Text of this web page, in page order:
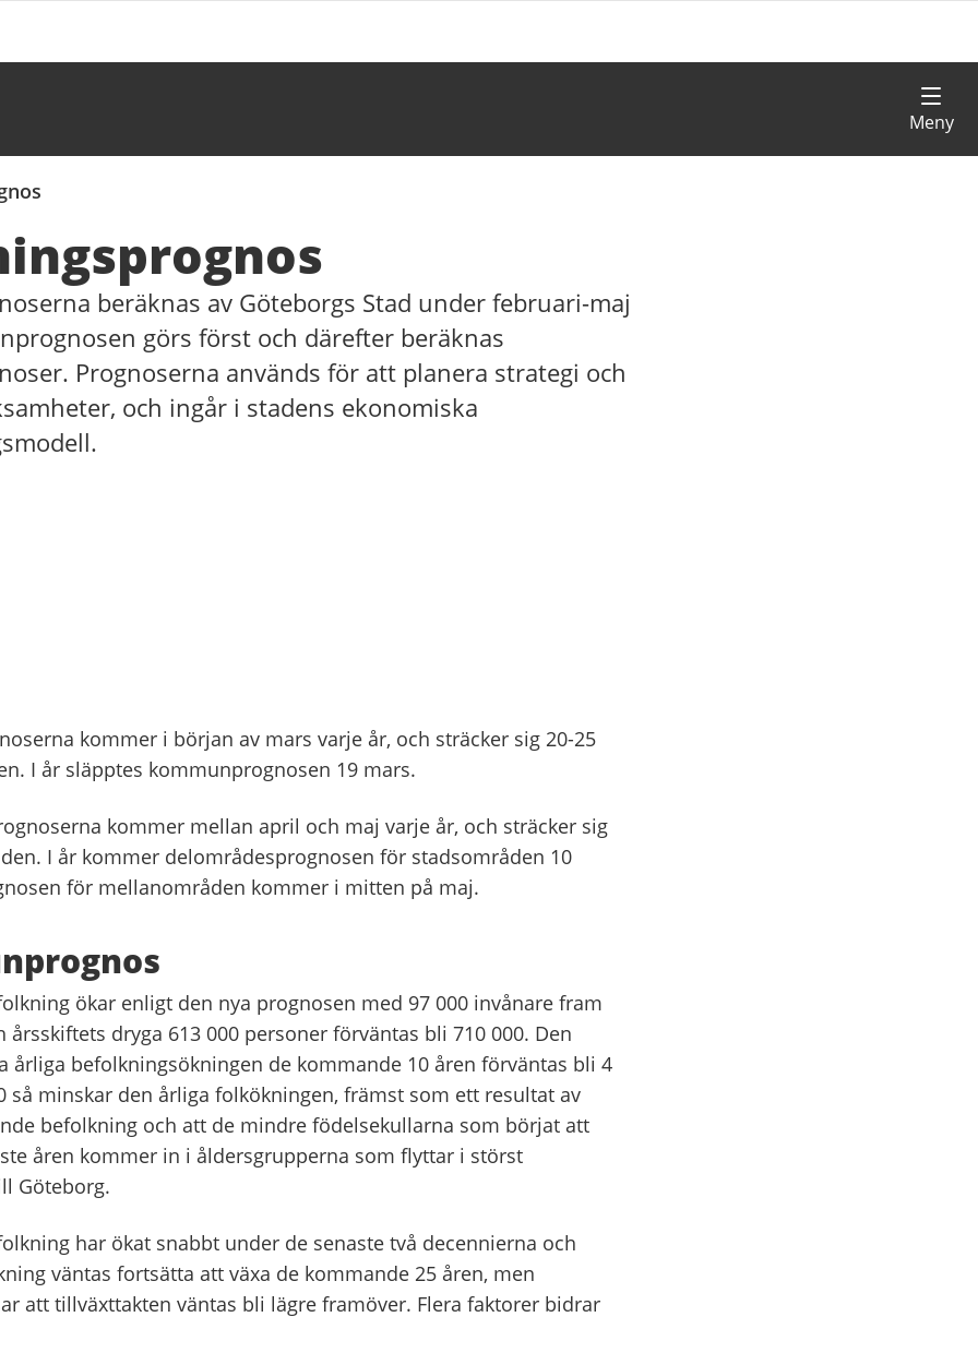
beräknas av Göteborgs Stad under februari-maj
görs först och därefter beräknas
Prognoserna används för att planera strategi och
och ingår i stadens ekonomiska
kommer i början av mars varje år, och sträcker sig 20-25
I år släpptes kommunprognosen 19 mars.
kommer mellan april och maj varje år, och sträcker sig
I år kommer delområdesprognosen för stadsområden 10
för mellanområden kommer i mitten på maj.
ökar enligt den nya prognosen med 97 000 invånare fram
årsskiftets dryga 613 000 personer förväntas bli 710 000. Den
årliga befolkningsökningen de kommande 10 åren förväntas bli 4
så minskar den årliga folkökningen, främst som ett resultat av
befolkning och att de mindre födelsekullarna som börjat att
åren kommer in i åldersgrupperna som flyttar i störst
Göteborg.
har ökat snabbt under de senaste två decennierna och
väntas fortsätta att växa de kommande 25 åren, men
att tillväxttakten väntas bli lägre framöver. Flera faktorer bidrar